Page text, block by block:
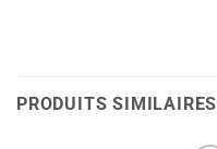
PRODUITS SIMILAIRES